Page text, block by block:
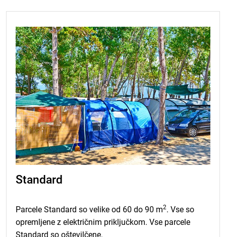
Standard
Parcele Standard so velike od 60 do 90 m2. Vse so
opremljene z električnim priključkom. Vse parcele
Standard so oštevilčene.